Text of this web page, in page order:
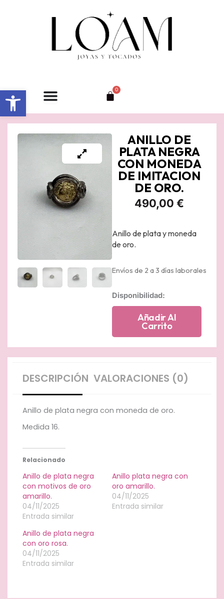
Abrir barra de herramientas 0
Carrito
ANILLO DE
PLATA NEGRA
CON MONEDA
DE IMITACION
DE ORO.
490,00 €
Anillo de plata y moneda
de oro.
Envíos de 2 a 3 días laborales
Disponibilidad:
Anillo
con
de
oro.
Añadir Al
Carrito
DESCRIPCIÓN VALORACIONES (0)
Anillo de plata negra con moneda de oro.
Medida 16.
Relacionado
Anillo de plata negra
con motivos de oro
amarillo.
04/11/2025
Entrada similar
Anillo plata negra con
oro amarillo.
04/11/2025
Entrada similar
Anillo de plata negra
con oro rosa.
04/11/2025
Entrada similar